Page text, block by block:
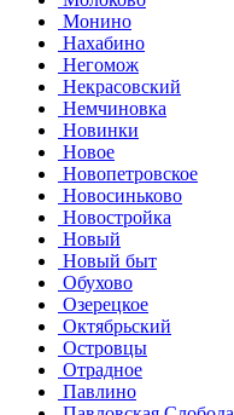
Монино
Нахабино
Негомож
Некрасовский
Немчиновка
Новинки
Новое
Новопетровское
Новосиньково
Новостройка
Новый
Новый быт
Обухово
Озерецкое
Октябрьский
Островцы
Отрадное
Павлино